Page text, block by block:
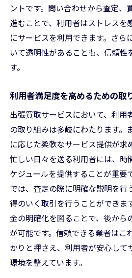
ントです。問い合わせから査定、
進むことで、利用者はストレスを
にサービスを利用できます。さら
いて透明性があることも、信頼性
す。
利用者満足度を高めるための取
出張買取サービスにおいて、利用
の取り組みは多岐にわたります。
に応じた柔軟なサービス提供が求
忙しい日々を送る利用者には、時
ケジュールを提供することが重要
では、査定の際に明確な説明を行
得のいく取引を行うことができま
金の明確化を図ることで、後から
が可能です。信頼できる業者はこ
かりと押さえ、利用者が安心して
環境を整えています。